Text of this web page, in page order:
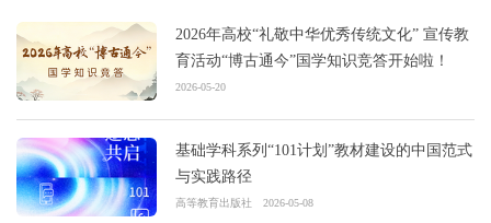
2026年高校“礼敬中华优秀传统文化” 宣传教
育活动“博古通今”国学知识竞答开始啦！
2026-05-20
基础学科系列“101计划”教材建设的中国范式
与实践路径
高等教育出版社 2026-05-08